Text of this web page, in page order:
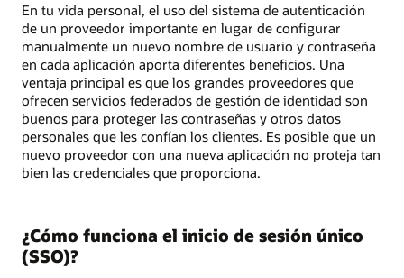
En tu vida personal, el uso del sistema de autenticación
de un proveedor importante en lugar de configurar
manualmente un nuevo nombre de usuario y contraseña
en cada aplicación aporta diferentes beneficios. Una
ventaja principal es que los grandes proveedores que
ofrecen servicios federados de gestión de identidad son
buenos para proteger las contraseñas y otros datos
personales que les confían los clientes. Es posible que un
nuevo proveedor con una nueva aplicación no proteja tan
bien las credenciales que proporciona.
¿Cómo funciona el inicio de sesión único
(SSO)?